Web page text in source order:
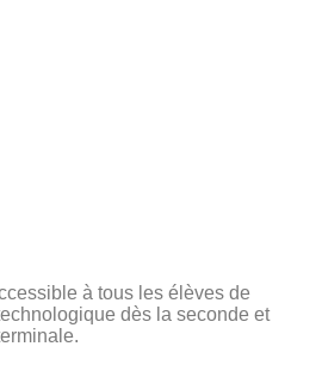
à tous les élèves de
dès la seconde et